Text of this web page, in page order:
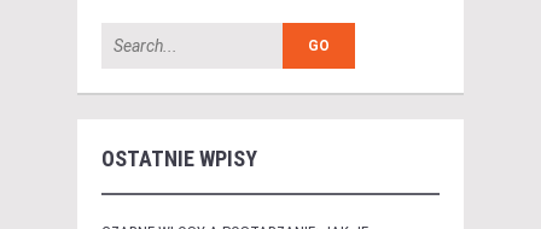
OSTATNIE WPISY